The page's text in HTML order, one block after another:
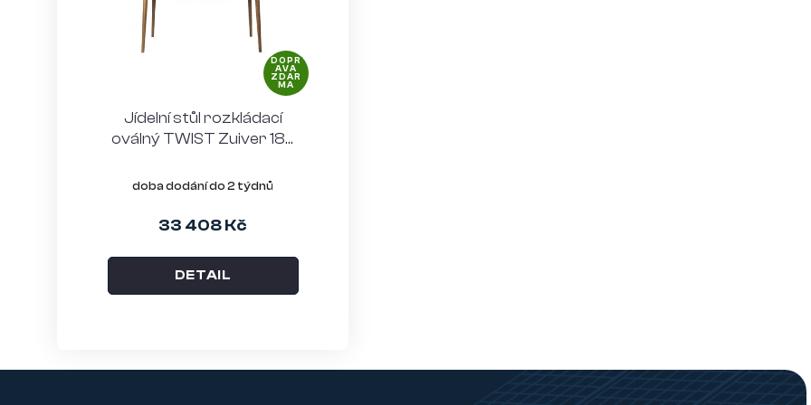
DOPR
AVA
ZDAR
MA
Jídelní stůl rozkládací
oválný TWIST Zuiver 185
doba dodání do 2 týdnů
33 408 Kč
DETAIL